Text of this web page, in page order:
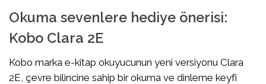
Okuma sevenlere hediye önerisi:
Kobo Clara 2E
Kobo marka e-kitap okuyucunun yeni versiyonu Clara
2E, çevre bilincine sahip bir okuma ve dinleme keyfi